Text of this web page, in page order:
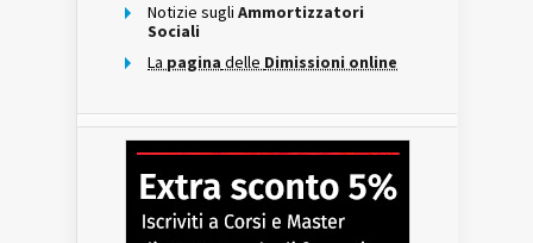
Notizie sugli Ammortizzatori
Sociali
La pagina delle Dimissioni online